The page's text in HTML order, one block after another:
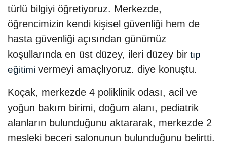
türlü bilgiyi öğretiyoruz. Merkezde,
öğrencimizin kendi kişisel güvenliği hem de
hasta güvenliği açısından günümüz
koşullarında en üst düzey, ileri düzey bir tıp
eğitimi vermeyi amaçlıyoruz. diye konuştu.
Koçak, merkezde 4 poliklinik odası, acil ve
yoğun bakım birimi, doğum alanı, pediatrik
alanların bulunduğunu aktararak, merkezde 2
mesleki beceri salonunun bulunduğunu belirtti.